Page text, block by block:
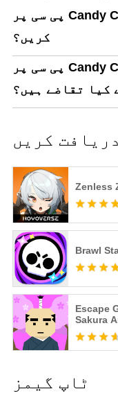
پی سی پر Candy Crush Soda Saga کیسے پلے
کریں؟
پی سی پر Candy Crush Soda Saga چلانے کے لیے
کیا تقاضے ہیں؟
دریافت کریں
Zenless
Brawl
Escape
Sakura
Samurai
ٹاپ گیمز